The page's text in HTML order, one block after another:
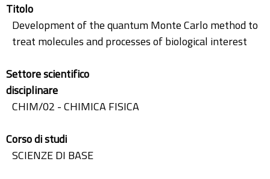
Titolo
Development of the quantum Monte Carlo method to
treat molecules and processes of biological interest
Settore scientifico
disciplinare
CHIM/02 - CHIMICA FISICA
Corso di studi
SCIENZE DI BASE